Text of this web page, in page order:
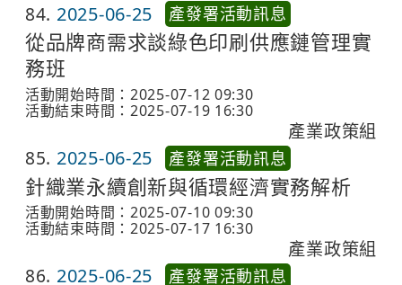
84 2025-06-25 產發署活動訊息
從品牌商需求談綠色印刷供應鏈管理實
務班
活動開始時間：2025-07-12 09:30
活動結束時間：2025-07-19 16:30
產業政策組
85 2025-06-25 產發署活動訊息
針織業永續創新與循環經濟實務解析
活動開始時間：2025-07-10 09:30
活動結束時間：2025-07-17 16:30
產業政策組
86 2025-06-25 產發署活動訊息